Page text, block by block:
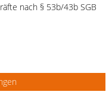
nach § 53b/43b SGB